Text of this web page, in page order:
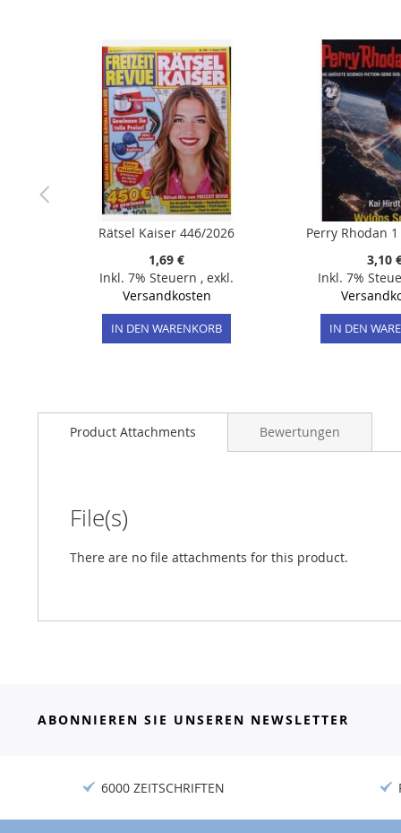
Rätsel Kaiser 446/2026
1,69 €
Inkl. 7% Steuern , exkl.
Versandkosten
IN DEN WARENKORB
Perry Rhodan
3,10
Inkl. 7%
IN DEN
Product Attachments
File(s)
There are no file attachments for this product.
Bewertungen
ABONNIEREN SIE UNSEREN NEWSLETTER
6000 ZEITSCHRIFTEN